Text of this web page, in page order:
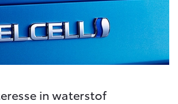
Proace Verso
in waterstof